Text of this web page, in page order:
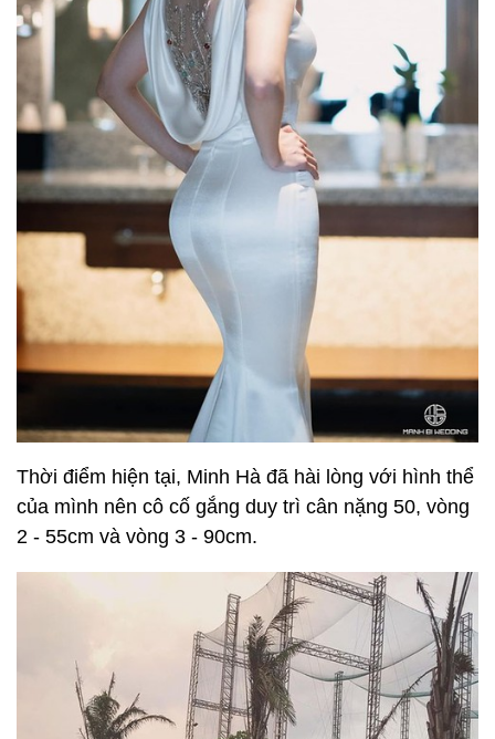
Thời điểm hiện tại, Minh Hà đã hài lòng với hình thể
của mình nên cô cố gắng duy trì cân nặng 50, vòng
2 - 55cm và vòng 3 - 90cm.